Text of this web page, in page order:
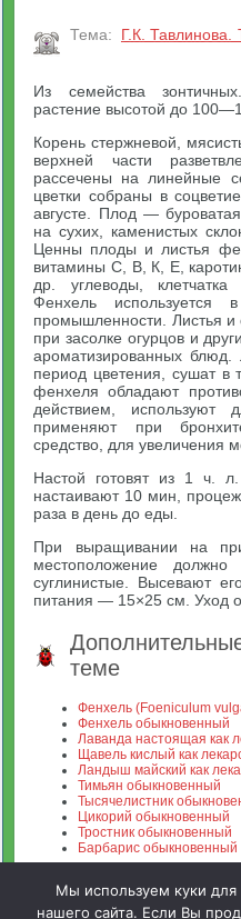
Тема: Г.К. Тавлинова.
Из семейства
растение высотой до
Корень стержневой,
верхней части
рассечены на линейные
цветки собраны в
августе. Плод —
на сухих, каменистых
Ценны плоды и листья
витамины С, В, К, Е,
др. углеводы,
Фенхель используется
промышленности. Листья и
при засолке огурцов и
ароматизированных блюд.
период цветения, сушат в
фенхеля обладают
действием, используют
применяют при
средство, для увеличения
Настой готовят из 1 ч.
настаивают 10 мин,
раза в день до еды.
При выращивании на
местоположение
суглинистые. Высевают
питания — 15×25 см. Уход
теме
Фенхель (Foeniculum
Фенхель обыкновенный
Лаванда настоящая как
Щавель кислый как
Ландыш майский как
Тимьян обыкновенный
Тысячелистник
Цикорий обыкновенный
Тростник обыкновенный
Барбарис обыкновенный
Мы используем куки
нашего сайта. Если Вы